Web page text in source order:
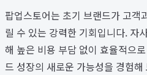
팝업스토어는 초기 브랜드가 고객
릴 수 있는 강력한 기회입니다. 자
해 높은 비용 부담 없이 효율적으
드 성장의 새로운 가능성을 경험